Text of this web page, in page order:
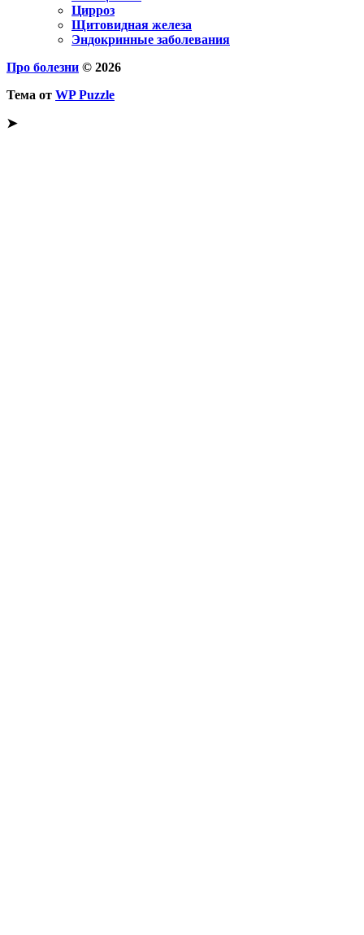
Цирроз
Щитовидная железа
Эндокринные заболевания
Про болезни © 2026
Тема от WP Puzzle
➤